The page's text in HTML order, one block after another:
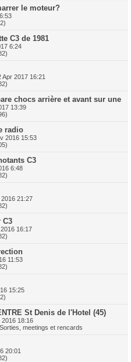
le moteur?
C3 de 1981
6:24
Apr 2017 16:21
chocs arrière et avant sur une
13:39
radio
2016 15:53
C3
6:48
21:27
C3
16:17
11:53
15:25
St Denis de l'Hotel (45)
2016 18:16
meetings et rencards
20:01